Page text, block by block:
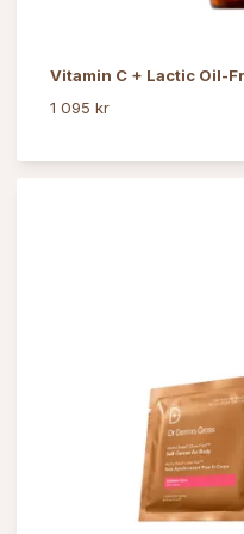
Vitamin C + Lactic Oil-
1 095 kr